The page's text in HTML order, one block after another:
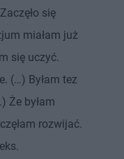
się
miałam już
się uczyć.
(…) Byłam tez
Że byłam
rozwijać.